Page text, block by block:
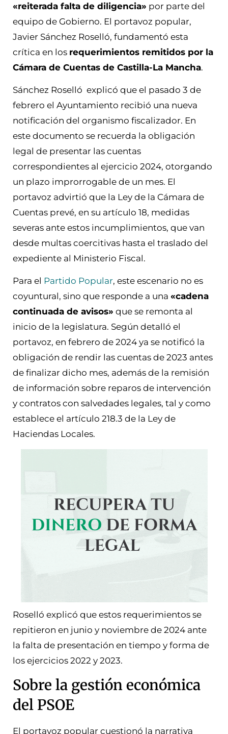
«reiterada falta de diligencia» por parte del
equipo de Gobierno. El portavoz popular,
Javier Sánchez Roselló, fundamentó esta
crítica en los requerimientos remitidos por la
Cámara de Cuentas de Castilla-La Mancha.
Sánchez Roselló explicó que el pasado 3 de
febrero el Ayuntamiento recibió una nueva
notificación del organismo fiscalizador. En
este documento se recuerda la obligación
legal de presentar las cuentas
correspondientes al ejercicio 2024, otorgando
un plazo improrrogable de un mes. El
portavoz advirtió que la Ley de la Cámara de
Cuentas prevé, en su artículo 18, medidas
severas ante estos incumplimientos, que van
desde multas coercitivas hasta el traslado del
expediente al Ministerio Fiscal.
Para el Partido Popular, este escenario no es
coyuntural, sino que responde a una «cadena
continuada de avisos» que se remonta al
inicio de la legislatura. Según detalló el
portavoz, en febrero de 2024 ya se notificó la
obligación de rendir las cuentas de 2023 antes
de finalizar dicho mes, además de la remisión
de información sobre reparos de intervención
y contratos con salvedades legales, tal y como
establece el artículo 218.3 de la Ley de
Haciendas Locales.
Roselló explicó que estos requerimientos se
repitieron en junio y noviembre de 2024 ante
la falta de presentación en tiempo y forma de
los ejercicios 2022 y 2023.
Sobre la gestión económica
del PSOE
El portavoz popular cuestionó la narrativa